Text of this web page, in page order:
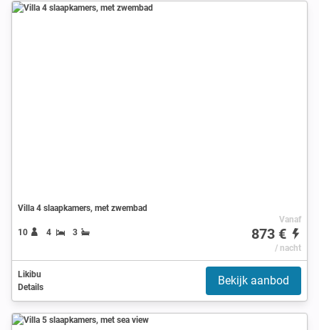
Villa 4 slaapkamers, met zwembad
10 4 3
Vanaf
873 €
/ nacht
Likibu
Details
Bekijk aanbod